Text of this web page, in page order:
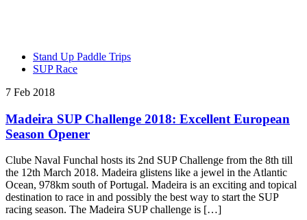
Stand Up Paddle Trips
SUP Race
7 Feb 2018
Madeira SUP Challenge 2018: Excellent European
Season Opener
Clube Naval Funchal hosts its 2nd SUP Challenge from the 8th till
the 12th March 2018. Madeira glistens like a jewel in the Atlantic
Ocean, 978km south of Portugal. Madeira is an exciting and topical
destination to race in and possibly the best way to start the SUP
racing season. The Madeira SUP challenge is […]